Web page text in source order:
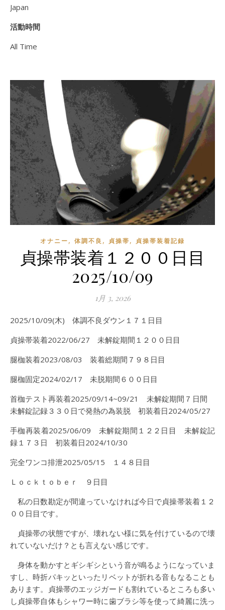
Japan
活動時間
All Time
オナニー, 体調不良, 貞操帯, 貞操帯装着記録
貞操帯装着１２００日目
2025/10/09
1月 3, 2026
2025/10/09(木) 体調不良ダウン１７１日目
貞操帯装着2022/06/27 未解錠期間１２００日目
腿枷装着2023/08/03 装着総期間７９８日目
腿枷固定2024/02/17 未脱期間６００日目
首枷テスト再装着2025/09/14~09/21 未解錠期間７日間
未解錠記録３３０日で発熱の為装脱 初装着日2024/05/27
手枷再装着2025/06/09 未解錠期間１２２日目 未解錠記
録１７３日 初装着日2024/10/30
完全ワンコ排泄2025/05/15 １４８日目
Ｌｏｃｋｔｏｂｅｒ ９日目
私の日数勘定が間違っていなければ今日で貞操帯装着１２
００日目です。
貞操帯の状態ですが、壊れない様に気を付けているので壊
れていないだけ？とも言えない感じです。
身体を動かすとギシギシという音が鳴るようになっていま
すし、時折パキッといったリベットが折れる音もなることも
あります。貞操帯のエッジガードも割れているところも多い
し貞操帯自体もシャワー時に歯ブラシ等を使って綺麗に洗っ